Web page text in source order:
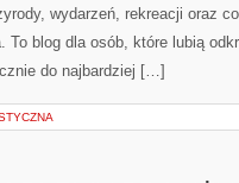
wydarzeń, rekreacji oraz
To blog dla osób, które lubią
do najbardziej […]